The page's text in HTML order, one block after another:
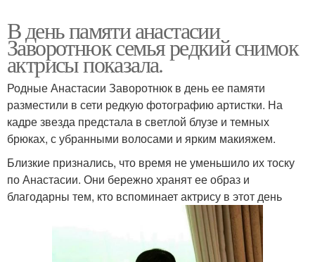
В день памяти анастасии
Заворотнюк семья редкий снимок
актрисы показала.
Родные Анастасии Заворотнюк в день ее памяти
разместили в сети редкую фотографию артистки. На
кадре звезда предстала в светлой блузе и темных
брюках, с убранными волосами и ярким макияжем.
Близкие признались, что время не уменьшило их тоску
по Анастасии. Они бережно хранят ее образ и
благодарны тем, кто вспоминает актрису в этот день